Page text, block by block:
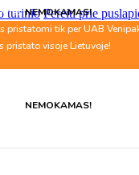
turinio Pereiti prie
NEMOKAMAS!
tik per UAB
pristato visoje Lietuvoje!
NEMOKAMAS!
pristatomi tik per UAB